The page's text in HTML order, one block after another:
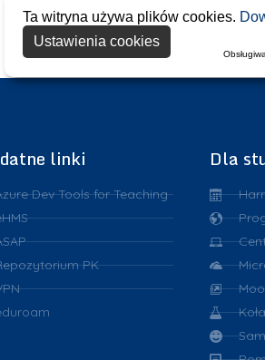
linki
Dev Tools for Teaching
PK
Dla
Ta witryna używa plików cookies.
Ustawienia cookies